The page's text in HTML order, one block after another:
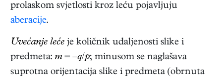
prolaskom svjetlosti kroz leću pojavljuju
aberacije.
Uvećanje leće je količnik udaljenosti slike i
predmeta: m= –q/p; minusom se naglašava
suprotna orijentacija slike i predmeta (obrnuta